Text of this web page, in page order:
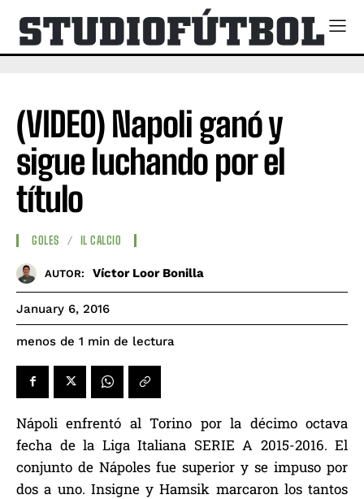
(VIDEO) Napoli ganó y
sigue luchando por el
título
GOLES IL CALCIO
AUTOR: Víctor Loor Bonilla
January 6, 2016
menos de 1 min de lectura
Nápoli enfrentó al Torino por la décimo octava
fecha de la Liga Italiana SERIE A 2015-2016. El
conjunto de Nápoles fue superior y se impuso por
dos a uno. Insigne y Hamsik marcaron los tantos